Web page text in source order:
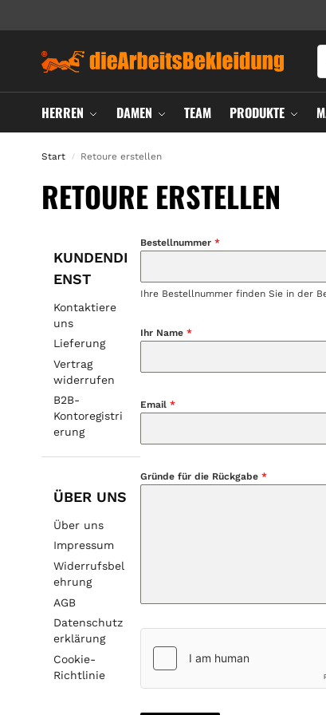
HERREN DAMEN TEAM PRODUKTE
Start / Retoure erstellen
RETOURE ERSTELLEN
Bestellnummer *
Ihre Bestellnummer finden Sie in der
Ihr Name *
Email *
Gründe für die Rückgabe *
KUNDENDI
ENST
Kontaktiere
uns
Lieferung
Vertrag
widerrufen
B2B-
Kontoregistri
erung
ÜBER UNS
Über uns
Impressum
Widerrufsbel
ehrung
AGB
Datenschutz
erklärung
Cookie-
Richtlinie